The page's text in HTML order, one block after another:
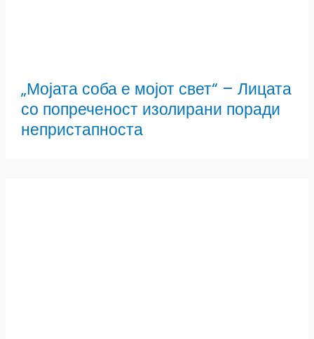
„Мојата соба е мојот свет“ – Лицата
со попреченост изолирани поради
непристапноста